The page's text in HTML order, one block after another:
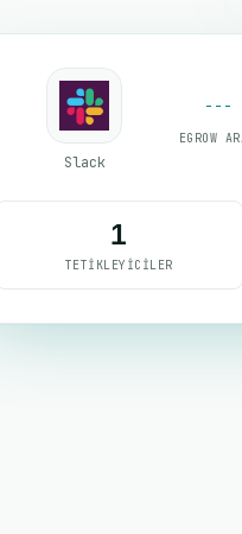
Slack
EGROW
1
TETIKLEYICILER